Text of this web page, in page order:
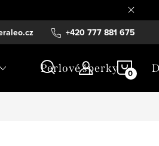
+420 777 881 675
Perlové šperky